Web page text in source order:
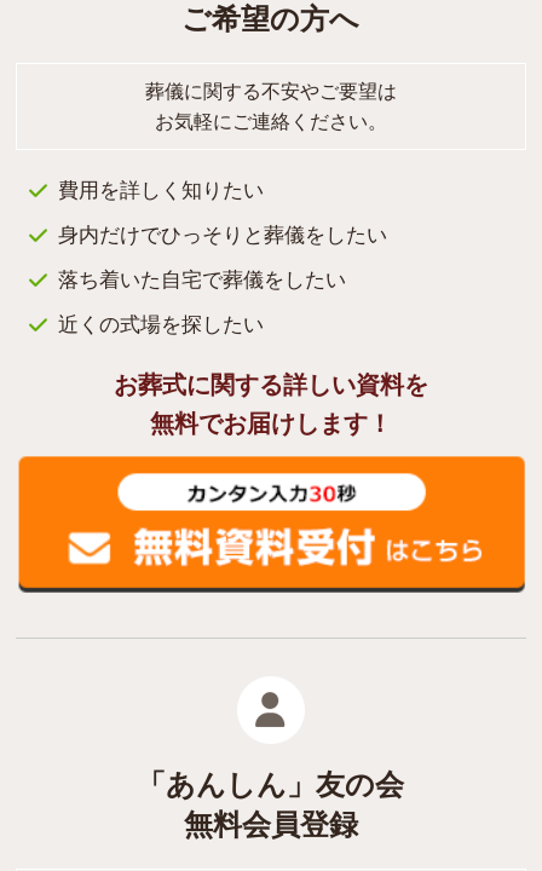
ご希望の方へ
葬儀に関する不安やご要望は
お気軽にご連絡ください。
費用を詳しく知りたい
身内だけでひっそりと葬儀をしたい
落ち着いた自宅で葬儀をしたい
近くの式場を探したい
お葬式に関する詳しい資料を
無料でお届けします！
「あんしん」友の会
無料会員登録